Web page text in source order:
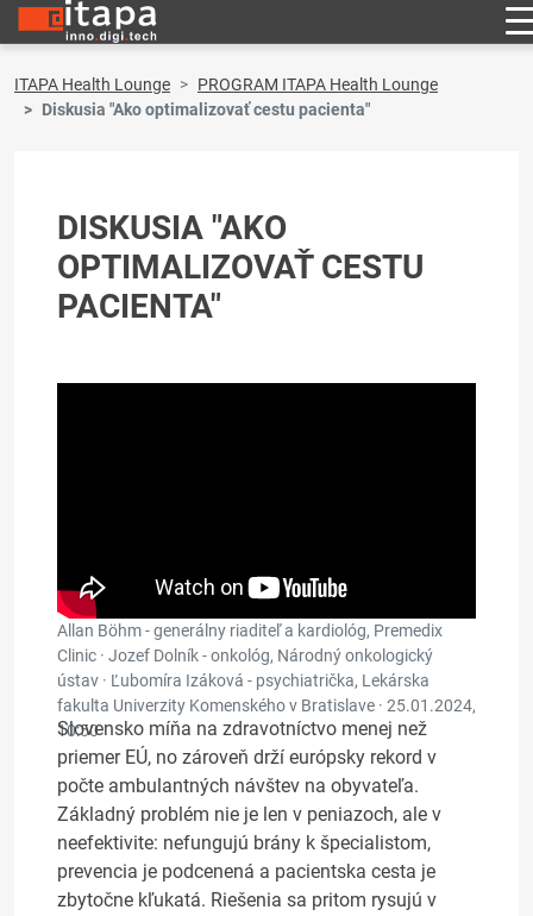
ITAPA Health Lounge
PROGRAM ITAPA Health Lounge
Diskusia "Ako optimalizovať cestu pacienta"
DISKUSIA "AKO
OPTIMALIZOVAŤ CESTU
PACIENTA"
Allan Böhm - generálny riaditeľ a kardiológ, Premedix
Clinic · Jozef Dolník - onkológ, Národný onkologický
ústav · Ľubomíra Izáková - psychiatrička, Lekárska
fakulta Univerzity Komenského v Bratislave · 25.01.2024,
10:50
Slovensko míňa na zdravotníctvo menej než
priemer EÚ, no zároveň drží európsky rekord v
počte ambulantných návštev na obyvateľa.
Základný problém nie je len v peniazoch, ale v
neefektivite: nefungujú brány k špecialistom,
prevencia je podcenená a pacientska cesta je
zbytočne kľukatá. Riešenia sa pritom rysujú v